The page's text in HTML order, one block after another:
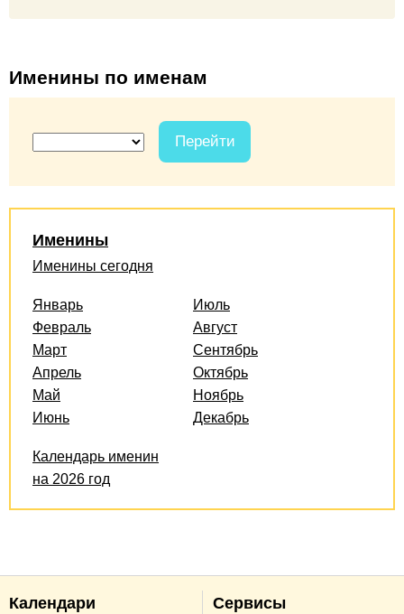
Именины по именам
Перейти
Именины
Именины сегодня
Январь
Февраль
Март
Апрель
Май
Июнь
Июль
Август
Сентябрь
Октябрь
Ноябрь
Декабрь
Календарь именин
на 2026 год
Календари Сервисы